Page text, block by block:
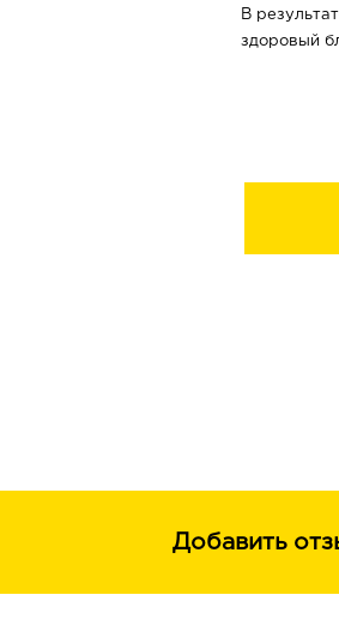
В
здоровый
Добавить